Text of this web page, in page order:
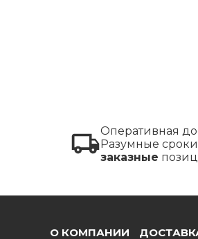
Оперативная
Разумные
заказные
О КОМПАНИИ